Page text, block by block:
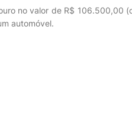
no valor de R$ 106.500,00
automóvel.